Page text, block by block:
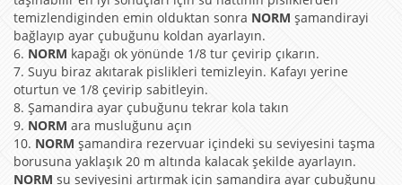
temizlendiginden emin olduktan sonra NORM şamandirayi
bağlayıp ayar çubuğunu koldan ayarlayın.
6. NORM kapağı ok yönünde 1/8 tur çevirip çıkarın.
7. Suyu biraz akıtarak pislikleri temizleyin. Kafayı yerine
oturtun ve 1/8 çevirip sabitleyin.
8. Şamandira ayar çubuğunu tekrar kola takın
9. NORM ara musluğunu açın
10. NORM şamandira rezervuar içindeki su seviyesini taşma
borusuna yaklaşık 20 m altında kalacak şekilde ayarlayın.
NORM su seviyesini artırmak için şamandira ayar çubuğunu